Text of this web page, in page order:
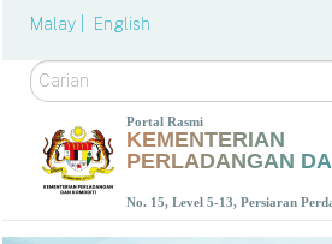
Malay | English
Carian
Portal Rasmi
KEMENTERIAN
PERLADANGAN
No. 15, Level 5-13, Persiaran